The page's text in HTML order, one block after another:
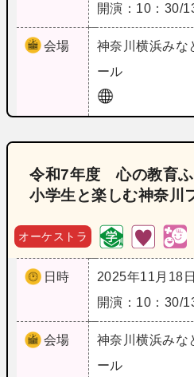
開演：10：30/
会場 神奈川横浜みな
ール
令和7年度 心の教育ふ
小学生と楽しむ神奈川
オーケストラ
日時
2025年11月18
開演：10：30/
会場 神奈川横浜みな
ール